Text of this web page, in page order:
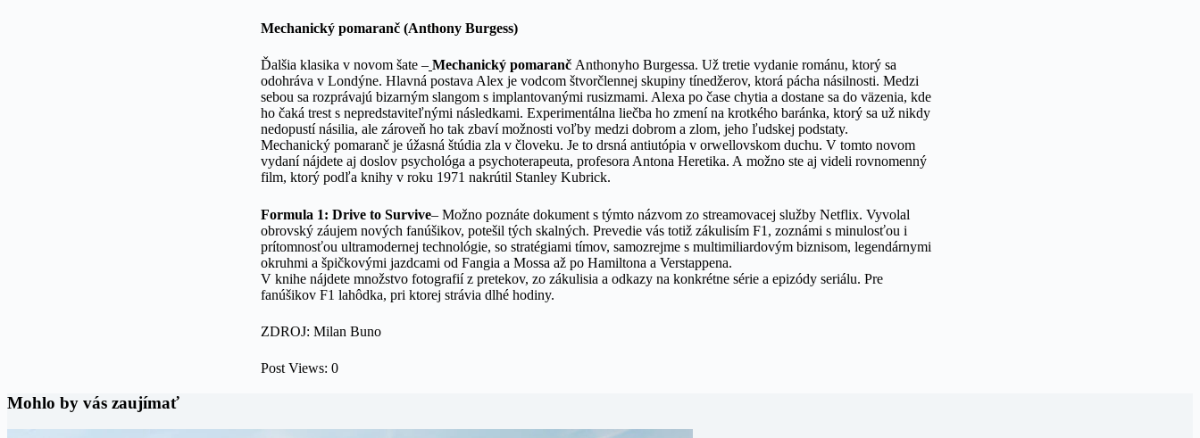
Mechanický pomaranč (Anthony Burgess)
Ďalšia klasika v novom šate – Mechanický pomaranč Anthonyho Burgessa. Už tretie vydanie románu, ktorý sa
odohráva v Londýne. Hlavná postava Alex je vodcom štvorčlennej skupiny tínedžerov, ktorá pácha násilnosti. Medzi
sebou sa rozprávajú bizarným slangom s implantovanými rusizmami. Alexa po čase chytia a dostane sa do väzenia, kde
ho čaká trest s nepredstaviteľnými následkami. Experimentálna liečba ho zmení na krotkého baránka, ktorý sa už nikdy
nedopustí násilia, ale zároveň ho tak zbaví možnosti voľby medzi dobrom a zlom, jeho ľudskej podstaty.
Mechanický pomaranč je úžasná štúdia zla v človeku. Je to drsná antiutópia v orwellovskom duchu. V tomto novom
vydaní nájdete aj doslov psychológa a psychoterapeuta, profesora Antona Heretika. A možno ste aj videli rovnomenný
film, ktorý podľa knihy v roku 1971 nakrútil Stanley Kubrick.
Formula 1: Drive to Survive– Možno poznáte dokument s týmto názvom zo streamovacej služby Netflix. Vyvolal
obrovský záujem nových fanúšikov, potešil tých skalných. Prevedie vás totiž zákulisím F1, zoznámi s minulosťou i
prítomnosťou ultramodernej technológie, so stratégiami tímov, samozrejme s multimiliardovým biznisom, legendárnymi
okruhmi a špičkovými jazdcami od Fangia a Mossa až po Hamiltona a Verstappena.
V knihe nájdete množstvo fotografií z pretekov, zo zákulisia a odkazy na konkrétne série a epizódy seriálu. Pre
fanúšikov F1 lahôdka, pri ktorej strávia dlhé hodiny.
ZDROJ: Milan Buno
Post Views: 0
Mohlo by vás zaujímať